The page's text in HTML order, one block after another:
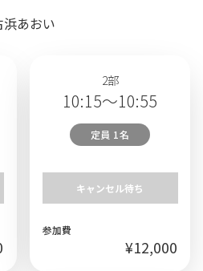
浜あおい
2部
10:15～10:55
定員 1名
キャンセル待ち
参加費
¥12,000